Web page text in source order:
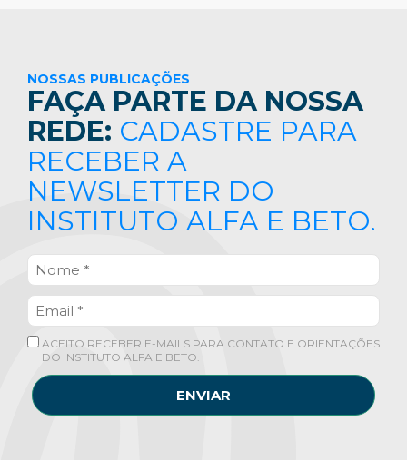
NOSSAS PUBLICAÇÕES
FAÇA PARTE DA NOSSA
REDE: CADASTRE PARA
RECEBER A
NEWSLETTER DO
INSTITUTO ALFA E BETO.
ACEITO RECEBER E-MAILS PARA CONTATO E ORIENTAÇÕES
DO INSTITUTO ALFA E BETO.
ENVIAR